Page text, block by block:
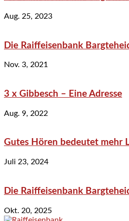
Aug. 25, 2023
Die Raiffeisenbank
Nov. 3, 2021
3 x Gibbesch – Eine Adresse
Aug. 9, 2022
Gutes Hören bedeutet mehr
Juli 23, 2024
Die Raiffeisenbank
Okt. 20, 2025